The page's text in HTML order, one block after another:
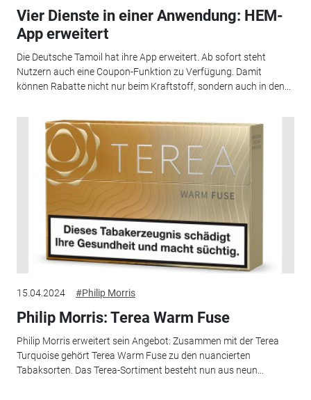
Vier Dienste in einer Anwendung: HEM-
App erweitert
Die Deutsche Tamoil hat ihre App erweitert. Ab sofort steht
Nutzern auch eine Coupon-Funktion zu Verfügung. Damit
können Rabatte nicht nur beim Kraftstoff, sondern auch in den...
15.04.2024 #Philip Morris
Philip Morris: Terea Warm Fuse
Philip Morris erweitert sein Angebot: Zusammen mit der Terea
Turquoise gehört Terea Warm Fuse zu den nuancierten
Tabaksorten. Das Terea-Sortiment besteht nun aus neun...